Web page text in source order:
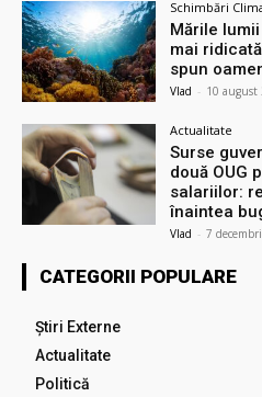
Schimbări
Mările
mai
spun
Vlad - 10 august
Actualitate
Surse
două OUG
salariilor:
înaintea
Vlad - 7
CATEGORII POPULARE
Știri Externe
Actualitate
Politică